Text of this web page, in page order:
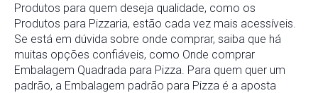
Produtos para quem deseja qualidade, como os
Produtos para Pizzaria, estão cada vez mais acessíveis.
Se está em dúvida sobre onde comprar, saiba que há
muitas opções confiáveis, como Onde comprar
Embalagem Quadrada para Pizza. Para quem quer um
padrão, a Embalagem padrão para Pizza é a aposta